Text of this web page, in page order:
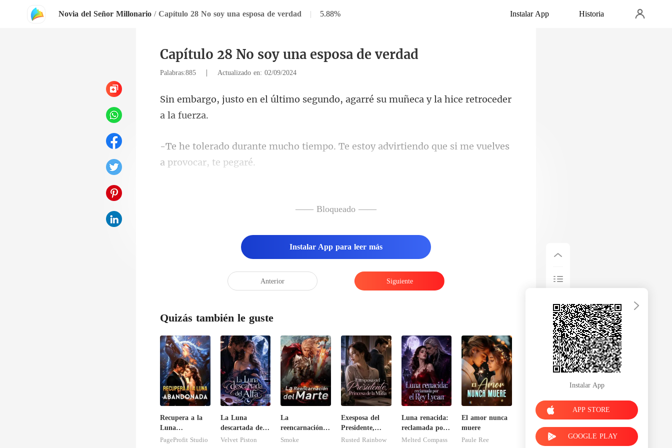
Novia del Señor Millonario / Capítulo 28 No soy una esposa de verdad | 5.88% Instalar App Historia
Capítulo 28 No soy una esposa de verdad
Palabras:885 | Actualizado en: 02/09/2024
o segundo, agarré su muñeca y
mpo. Te estoy advirtiendo que si
—— Bloqueado ——
Instalar App para leer más
Anterior Siguiente
Quizás también le guste
Recupera a la
Luna
abandonada
PageProfit Studio
La Luna
descartada del
Alfa
Velvet Piston
La
reencarnación
del Marte
Smoke
Exesposa del
Presidente,
Princesa de la
Rusted Rainbow
Luna renacida:
reclamada por
el Rey Lycan
Melted Compass
El amor nunca
muere
Paule Ree
Instalar App
APP STORE
GOOGLE PLAY